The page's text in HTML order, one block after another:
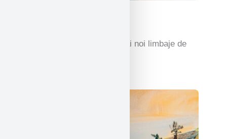
Experiență practică cu cele mai noi limbaje de